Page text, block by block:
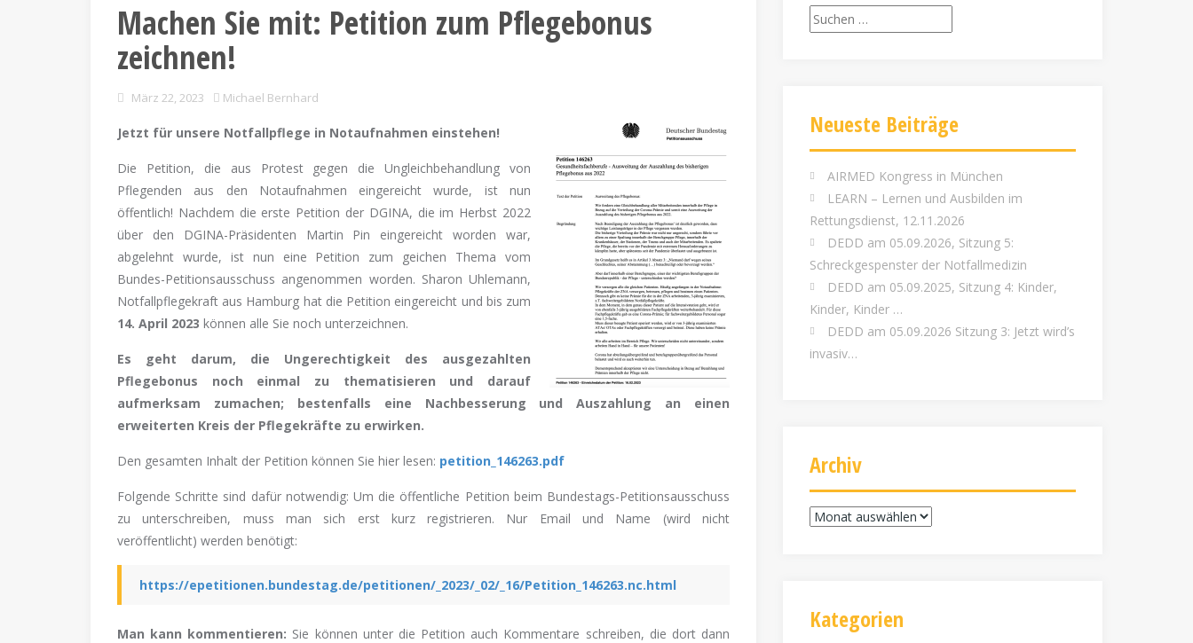
Machen Sie mit: Petition zum Pflegebonus
zeichnen!
März 22, 2023 Michael Bernhard
Jetzt für unsere Notfallpflege in Notaufnahmen einstehen!
Die Petition, die aus Protest gegen die Ungleichbehandlung von
Pflegenden aus den Notaufnahmen eingereicht wurde, ist nun
öffentlich! Nachdem die erste Petition der DGINA, die im Herbst 2022
über den DGINA-Präsidenten Martin Pin eingereicht worden war,
abgelehnt wurde, ist nun eine Petition zum geichen Thema vom
Bundes-Petitionsausschuss angenommen worden. Sharon Uhlemann,
Notfallpflegekraft aus Hamburg hat die Petition eingereicht und bis zum
14. April 2023 können alle Sie noch unterzeichnen.
Es geht darum, die Ungerechtigkeit des ausgezahlten
Pflegebonus noch einmal zu thematisieren und darauf
aufmerksam zumachen; bestenfalls eine Nachbesserung und Auszahlung an einen
erweiterten Kreis der Pflegekräfte zu erwirken.
Den gesamten Inhalt der Petition können Sie hier lesen: petition_146263.pdf
Folgende Schritte sind dafür notwendig: Um die öffentliche Petition beim Bundestags-Petitionsausschuss
zu unterschreiben, muss man sich erst kurz registrieren. Nur Email und Name (wird nicht
veröffentlicht) werden benötigt:
https://epetitionen.bundestag.de/petitionen/_2023/_02/_16/Petition_146263.nc.html
Man kann kommentieren: Sie können unter die Petition auch Kommentare schreiben, die dort dann
Suchen
nach:
Neueste Beiträge
AIRMED Kongress in München
LEARN – Lernen und Ausbilden im
Rettungsdienst, 12.11.2026
DEDD am 05.09.2026, Sitzung 5:
Schreckgespenster der Notfallmedizin
DEDD am 05.09.2025, Sitzung 4: Kinder,
Kinder, Kinder …
DEDD am 05.09.2026 Sitzung 3: Jetzt wird’s
invasiv…
Archiv
Archiv
Kategorien